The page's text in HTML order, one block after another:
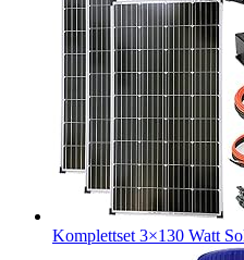
Komplettset 3×130 Watt